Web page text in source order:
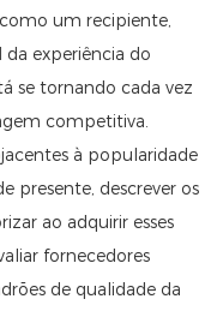
um recipiente,
experiência do
se tornando cada vez
competitiva.
à popularidade
presente, descrever os
ao adquirir esses
fornecedores
de qualidade da